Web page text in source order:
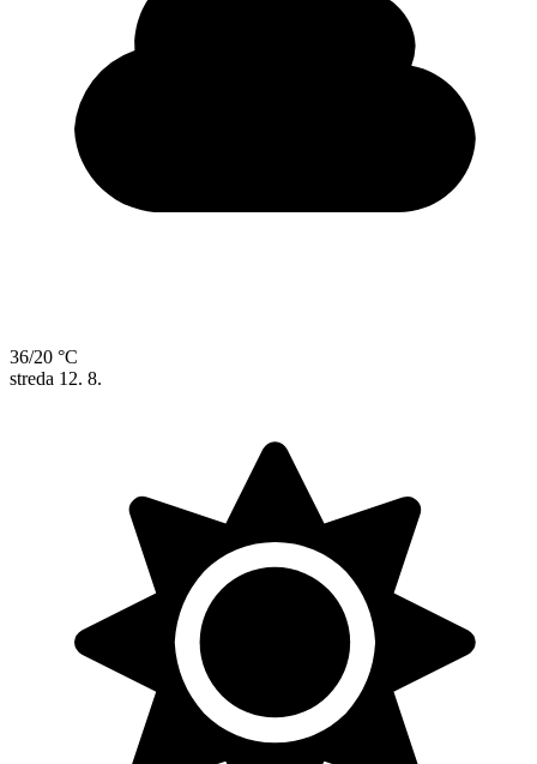
36/20 °C
streda 12. 8.